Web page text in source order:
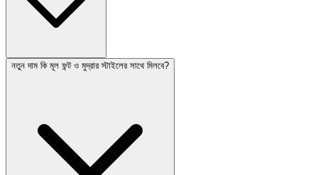
নতুন দাম কি মূল ফন্ট ও মুদ্রার স্টাইলের সাথে মিলবে?